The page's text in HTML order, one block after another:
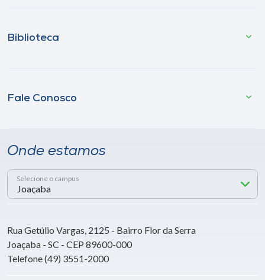
Biblioteca
Fale Conosco
Onde estamos
Selecione o campus
Rua Getúlio Vargas, 2125 - Bairro Flor da Serra
Joaçaba - SC - CEP 89600-000
Telefone (49) 3551-2000